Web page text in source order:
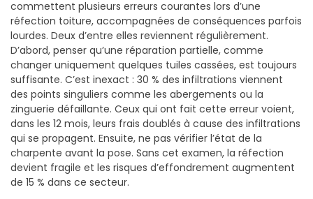
commettent plusieurs erreurs courantes lors d’une
réfection toiture, accompagnées de conséquences parfois
lourdes. Deux d’entre elles reviennent régulièrement.
D’abord, penser qu’une réparation partielle, comme
changer uniquement quelques tuiles cassées, est toujours
suffisante. C’est inexact : 30 % des infiltrations viennent
des points singuliers comme les abergements ou la
zinguerie défaillante. Ceux qui ont fait cette erreur voient,
dans les 12 mois, leurs frais doublés à cause des infiltrations
qui se propagent. Ensuite, ne pas vérifier l’état de la
charpente avant la pose. Sans cet examen, la réfection
devient fragile et les risques d’effondrement augmentent
de 15 % dans ce secteur.